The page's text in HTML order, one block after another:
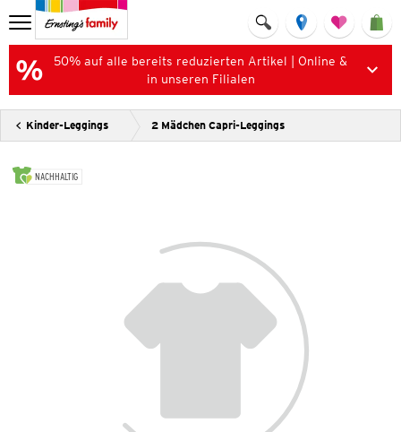
50% auf alle bereits reduzierten Artikel | Online &
in unseren Filialen
Kinder-Leggings 2 Mädchen Capri-Leggings
NACHHALTIG